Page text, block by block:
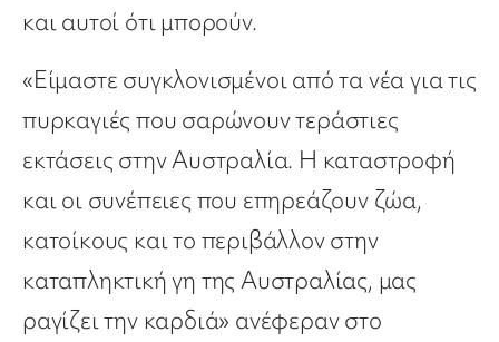
και αυτοί ότι μπορούν.
«Είμαστε συγκλονισμένοι από τα νέα για τις
πυρκαγιές που σαρώνουν τεράστιες
εκτάσεις στην Αυστραλία. Η καταστροφή
και οι συνέπειες που επηρεάζουν ζώα,
κατοίκους και το περιβάλλον στην
καταπληκτική γη της Αυστραλίας, μας
ραγίζει την καρδιά» ανέφεραν στο